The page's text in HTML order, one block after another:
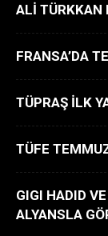
ALİ TÜRKKAN
FRANSA’DA
TÜPRAŞ İLK
TÜFE
GIGI HADID
ALYANSLA